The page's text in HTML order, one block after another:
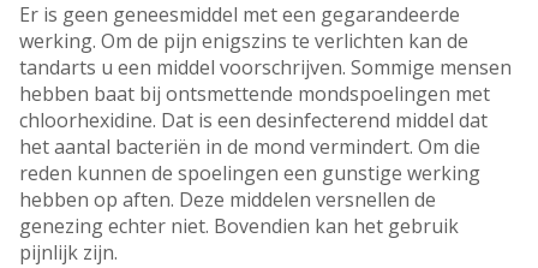
Er is geen geneesmiddel met een gegarandeerde
werking. Om de pijn enigszins te verlichten kan de
tandarts u een middel voorschrijven. Sommige mensen
hebben baat bij ontsmettende mondspoelingen met
chloorhexidine. Dat is een desinfecterend middel dat
het aantal bacteriën in de mond vermindert. Om die
reden kunnen de spoelingen een gunstige werking
hebben op aften. Deze middelen versnellen de
genezing echter niet. Bovendien kan het gebruik
pijnlijk zijn.